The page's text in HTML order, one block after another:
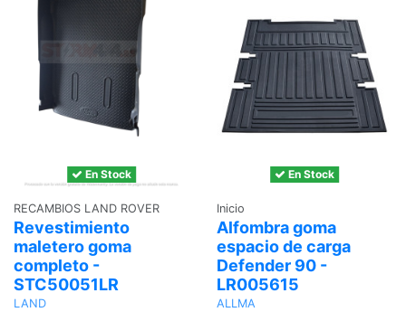
En Stock
RECAMBIOS LAND ROVER
Revestimiento
maletero goma
completo -
STC50051LR
LAND
En Stock
Inicio
Alfombra goma
espacio de carga
Defender 90 -
LR005615
ALLMA